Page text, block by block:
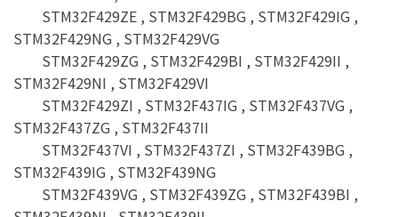
STM32F429ZE , STM32F429BG , STM32F429IG ,
STM32F429NG , STM32F429VG
STM32F429ZG , STM32F429BI , STM32F429II ,
STM32F429NI , STM32F429VI
STM32F429ZI , STM32F437IG , STM32F437VG ,
STM32F437ZG , STM32F437II
STM32F437VI , STM32F437ZI , STM32F439BG ,
STM32F439IG , STM32F439NG
STM32F439VG , STM32F439ZG , STM32F439BI ,